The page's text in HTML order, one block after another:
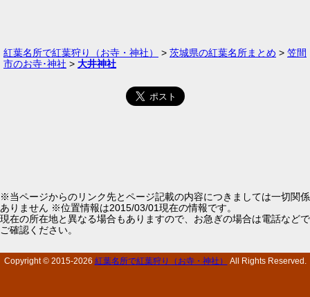
紅葉名所で紅葉狩り（お寺・神社） > 茨城県の紅葉名所まとめ > 笠間
市のお寺･神社 > 大井神社
※当ページからのリンク先とページ記載の内容につきましては一切関係
ありません ※位置情報は2015/03/01現在の情報です。
現在の所在地と異なる場合もありますので、お急ぎの場合は電話などで
ご確認ください。
Copyright © 2015-2026 紅葉名所で紅葉狩り（お寺・神社） All Rights Reserved.